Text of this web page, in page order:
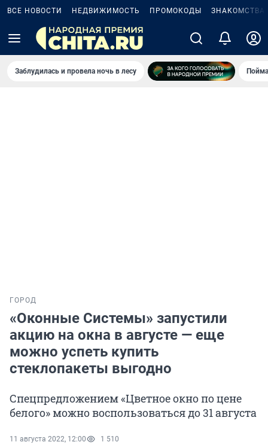
ВСЕ НОВОСТИ НЕДВИЖИМОСТЬ ПРОМОКОДЫ ЗНАКОМСТВА
Заблудилась и провела ночь в лесу
ГОРОД
«Оконные Системы» запустили
акцию на окна в августе — еще
можно успеть купить
стеклопакеты выгодно
Спецпредложением «Цветное окно по цене
белого» можно воспользоваться до 31 августа
11 августа 2022, 12:00 1 510